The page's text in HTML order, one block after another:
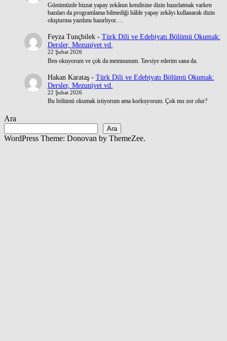
Günümüzde bizzat yapay zekânın kendisine dizin hazırlatmak varken
bazıları da programlama bilmediği hâlde yapay zekâyı kullanarak dizin
oluşturma yazılımı hazırlıyor.…
Feyza Tunçbilek- Türk Dili ve Edebiyatı Bölümü Okumak:
Dersler, Mezuniyet vd.
22 Şubat 2026
Ben okuyorum ve çok da memnunum. Tavsiye ederim sana da.
Hakan Karataş- Türk Dili ve Edebiyatı Bölümü Okumak:
Dersler, Mezuniyet vd.
22 Şubat 2026
Bu bölümü okumak istiyorum ama korkuyorum. Çok mu zor olur?
Ara
Ara
WordPress Theme: Donovan by ThemeZee.